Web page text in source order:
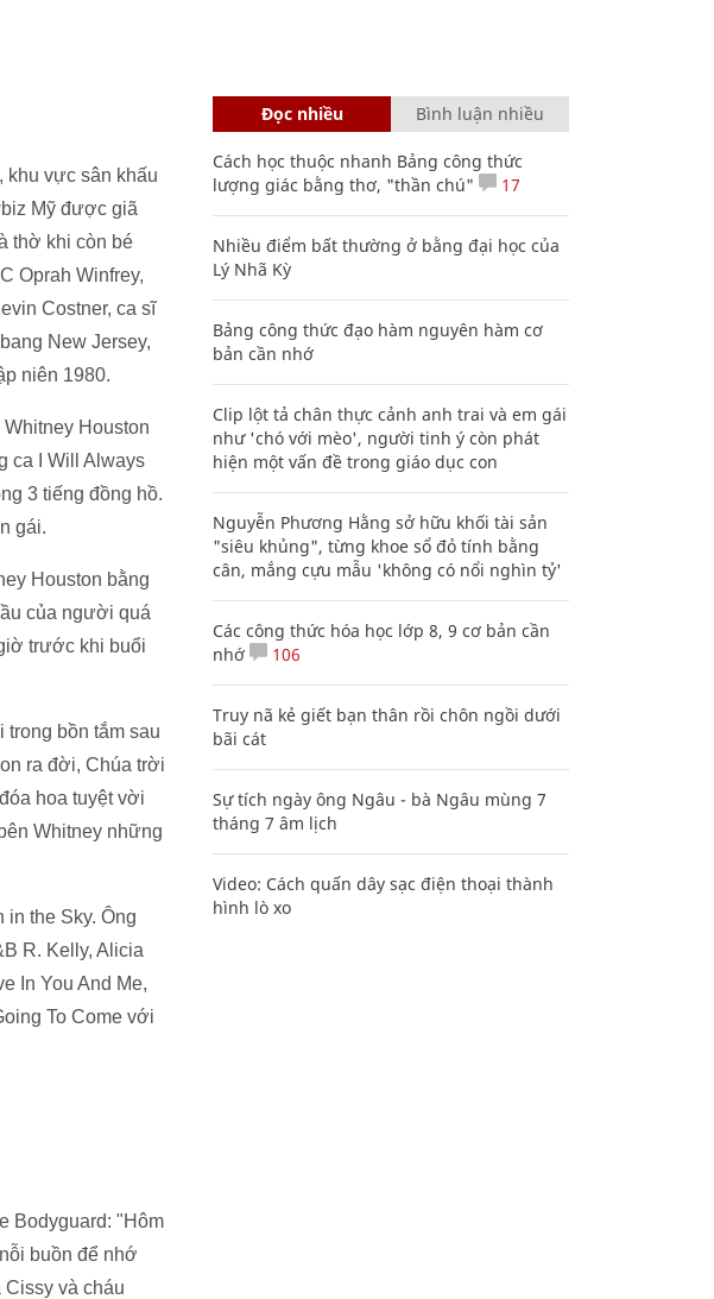
khu vực sân khấu
Mỹ được giã
thờ khi còn bé
Oprah Winfrey,
Costner, ca sĩ
New Jersey,
niên 1980.
Houston
ca I Will Always
3 tiếng đồng hồ.
gái.
Houston bằng
của người quá
trước khi buổi
bồn tắm sau
ra đời, Chúa trời
hoa tuyệt vời
Whitney những
in the Sky. Ông
R. Kelly, Alicia
In You And Me,
To Come với
Bodyguard: "Hôm
buồn để nhớ
Cissy và cháu
Đọc nhiều Bình luận nhiều
Cách học thuộc nhanh Bảng công thức
lượng giác bằng thơ, "thần chú"
17
Nhiều điểm bất thường ở bằng đại học của
Lý Nhã Kỳ
Bảng công thức đạo hàm nguyên hàm cơ
bản cần nhớ
Clip lột tả chân thực cảnh anh trai và em gái
như 'chó với mèo', người tinh ý còn phát
hiện một vấn đề trong giáo dục con
Nguyễn Phương Hằng sở hữu khối tài sản
"siêu khủng", từng khoe sổ đỏ tính bằng
cân, mắng cựu mẫu 'không có nổi nghìn tỷ'
Các công thức hóa học lớp 8, 9 cơ bản cần
nhớ
106
Truy nã kẻ giết bạn thân rồi chôn ngồi dưới
bãi cát
Sự tích ngày ông Ngâu - bà Ngâu mùng 7
tháng 7 âm lịch
Video: Cách quấn dây sạc điện thoại thành
hình lò xo